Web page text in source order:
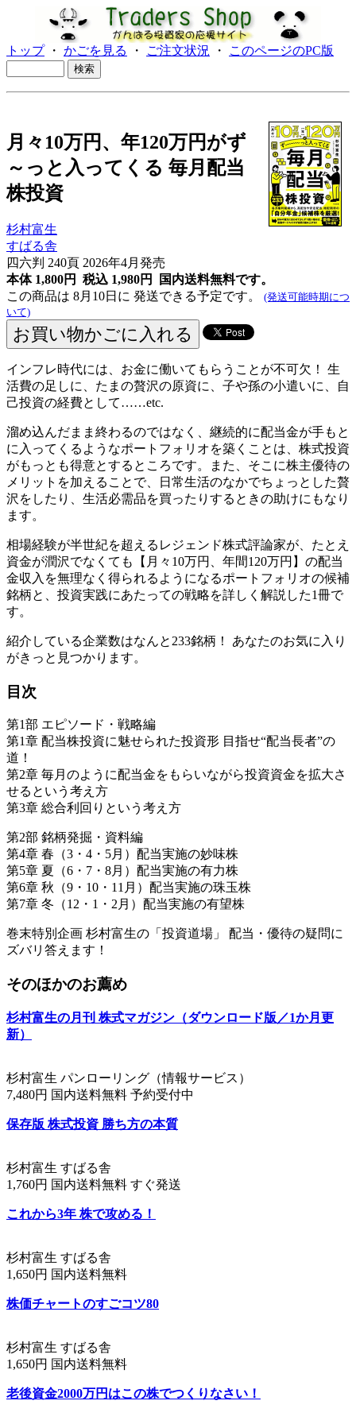
トップ・ かごを見る ・ ご注文状況 ・ このページのPC版
月々10万円、年120万円がず
～っと入ってくる 毎月配当
株投資
杉村富生
すばる舎
四六判 240頁 2026年4月発売
本体 1,800円 税込 1,980円
国内送料無料です。
この商品は 8月10日に 発送できる予定です。 (発送可能時期につ
いて)
インフレ時代には、お金に働いてもらうことが不可欠！ 生
活費の足しに、たまの贅沢の原資に、子や孫の小遣いに、自
己投資の経費として……etc.
溜め込んだまま終わるのではなく、継続的に配当金が手もと
に入ってくるようなポートフォリオを築くことは、株式投資
がもっとも得意とするところです。また、そこに株主優待の
メリットを加えることで、日常生活のなかでちょっとした贅
沢をしたり、生活必需品を買ったりするときの助けにもなり
ます。
相場経験が半世紀を超えるレジェンド株式評論家が、たとえ
資金が潤沢でなくても【月々10万円、年間120万円】の配当
金収入を無理なく得られるようになるポートフォリオの候補
銘柄と、投資実践にあたっての戦略を詳しく解説した1冊で
す。
紹介している企業数はなんと233銘柄！ あなたのお気に入り
がきっと見つかります。
目次
第1部 エピソード・戦略編
第1章 配当株投資に魅せられた投資形 目指せ“配当長者”の
道！
第2章 毎月のように配当金をもらいながら投資資金を拡大さ
せるという考え方
第3章 総合利回りという考え方
第2部 銘柄発掘・資料編
第4章 春（3・4・5月）配当実施の妙味株
第5章 夏（6・7・8月）配当実施の有力株
第6章 秋（9・10・11月）配当実施の珠玉株
第7章 冬（12・1・2月）配当実施の有望株
巻末特別企画 杉村富生の「投資道場」 配当・優待の疑問に
ズバリ答えます！
そのほかのお薦め
杉村富生の月刊 株式マガジン（ダウンロード版／1か月更
新）
杉村富生 パンローリング（情報サービス）
7,480円 国内送料無料 予約受付中
保存版 株式投資 勝ち方の本質
杉村富生 すばる舎
1,760円 国内送料無料 すぐ発送
これから3年 株で攻める！
杉村富生 すばる舎
1,650円 国内送料無料
株価チャートのすごコツ80
杉村富生 すばる舎
1,650円 国内送料無料
老後資金2000万円はこの株でつくりなさい！